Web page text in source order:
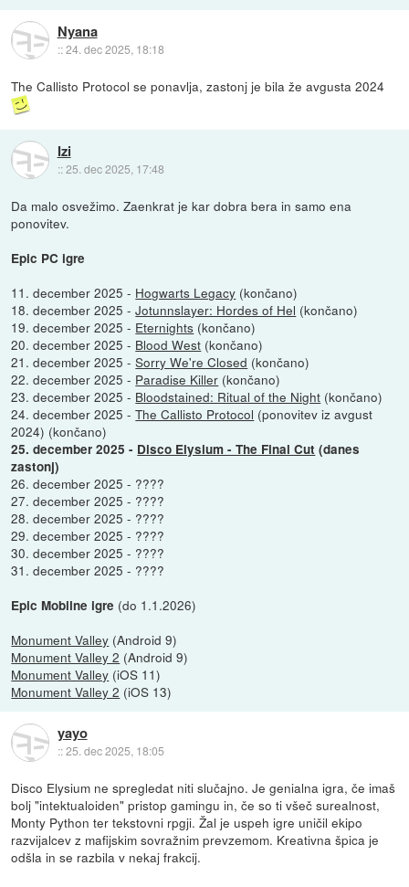
Nyana
::24. dec 2025, 18:18
The Callisto Protocol se ponavlja, zastonj je bila že avgusta 2024
Izi
::25. dec 2025, 17:48
Da malo osvežimo. Zaenkrat je kar dobra bera in samo ena
ponovitev.
Epic PC igre
11. december 2025 - Hogwarts Legacy (končano)
18. december 2025 -Jotunnslayer: Hordes of Hel (končano)
19. december 2025 - Eternights (končano)
20. december 2025 - Blood West (končano)
21. december 2025 -Sorry We're Closed (končano)
22. december 2025 - Paradise Killer (končano)
23. december 2025 - Bloodstained: Ritual of the Night (končano)
24. december 2025 -The Callisto Protocol (ponovitev iz avgust
2024) (končano)
25. december 2025 - Disco Elysium - The Final Cut (danes
zastonj)
26. december 2025 - ????
27. december 2025 - ????
28. december 2025 - ????
29. december 2025 - ????
30. december 2025 - ????
31. december 2025 - ????
Epic Mobilne igre (do 1.1.2026)
Monument Valley (Android 9)
Monument Valley 2 (Android 9)
Monument Valley (iOS 11)
Monument Valley 2 (iOS 13)
yayo
::25. dec 2025, 18:05
Disco Elysium ne spregledat niti slučajno. Je genialna igra, če imaš
bolj "intektualoiden" pristop gamingu in, če so ti všeč surealnost,
Monty Python ter tekstovni rpgji. Žal je uspeh igre uničil ekipo
razvijalcev z mafijskim sovražnim prevzemom. Kreativna špica je
odšla in se razbila v nekaj frakcij.